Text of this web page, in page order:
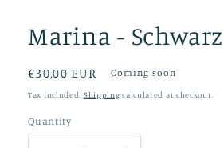
Marina - Schwarz
Regular
price
€30,00 EUR Coming soon
Tax included. Shipping calculated at checkout.
Quantity